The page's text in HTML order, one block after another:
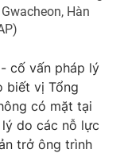
Hàn
cố vấn pháp lý
biết vị Tổng
có mặt tại
lý do các nỗ lực
trở ông trình